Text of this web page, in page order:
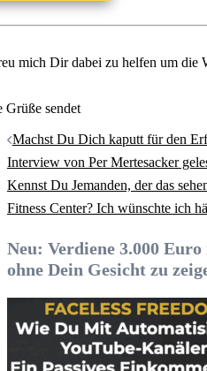
mich Dir dabei zu helfen um die
Grüße sendet
Beitrags-
Navigation
Machst Du Dich kaputt für den
Interview von Per Mertesacker
Kennst Du Jemanden, der das
Fitness Center? Ich wünschte ich
Neu: Verdiene 3.000
ohne Dein Gesicht zu